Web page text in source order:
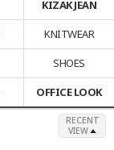
KIZAK JEAN
KNITWEAR
SHOES
OFFICE LOOK
RECENT
VIEW